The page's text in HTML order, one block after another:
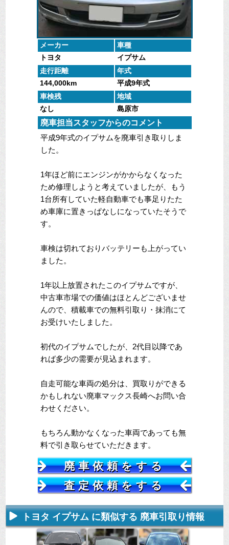
メーカー
車種
トヨタ
イプサム
走行距離
年式
144,000km
平成9年式
車検残
地域
なし
島原市
廃車担当スタッフからのコメント
平成9年式のイプサムを廃車引き取りしま
した。
1年ほど前にエンジンがかからなくなった
ため修理しようと考えていましたが、もう
1台所有していた軽自動車でも事足りたた
め車庫に置きっぱなしになっていたそうで
す。
車検は切れておりバッテリーも上がってい
ました。
1年以上放置されたこのイプサムですが、
中古車市場での価値はほとんどございませ
んので、積載車での無料引取り・抹消にて
お受けいたしました。
初代のイプサムでしたが、2代目以降であ
れば多少の需要が見込まれます。
自走可能な車両の処分は、買取りができる
かもしれない廃車マックス長崎へお問い合
わせください。
もちろん動かなくなった車両であっても無
料で引き取らせていただきます。
廃車依頼をする
査定依頼をする
トヨタ イプサム に類似する 廃車引取り情報